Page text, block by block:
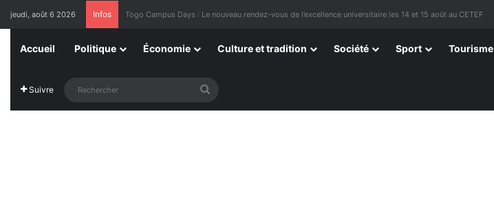
jeudi, août 6 2026 Infos 1ère Édition des Grandes Retrouvailles des Ressortissants de Kpélé Govié Apégamé / Sokpé
Accueil Politique Économie Culture et tradition Société Sport Tourisme
Suivre